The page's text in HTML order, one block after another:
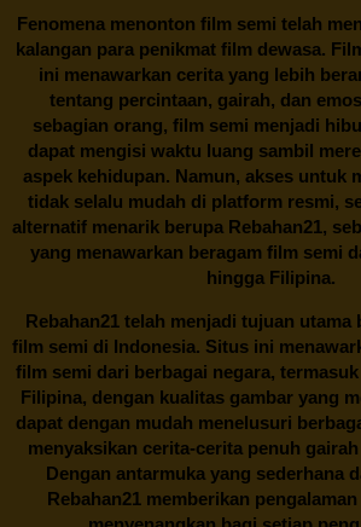
Fenomena menonton film semi telah
kalangan para penikmat film dewasa.
ini menawarkan cerita yang lebih
tentang percintaan, gairah, dan
sebagian orang, film semi menjadi
dapat mengisi waktu luang sambil
aspek kehidupan. Namun, akses untuk
tidak selalu mudah di platform resmi,
alternatif menarik berupa Rebahan21,
yang menawarkan beragam film semi
hingga Filipina.
Rebahan21telah menjadi tujuan utama
film semi di Indonesia. Situs ini
film semi dari berbagai negara,
Filipina, dengan kualitas gambar yang
dapat dengan mudah menelusuri
menyaksikan cerita-cerita penuh
Dengan antarmuka yang sederhana
Rebahan21 memberikan